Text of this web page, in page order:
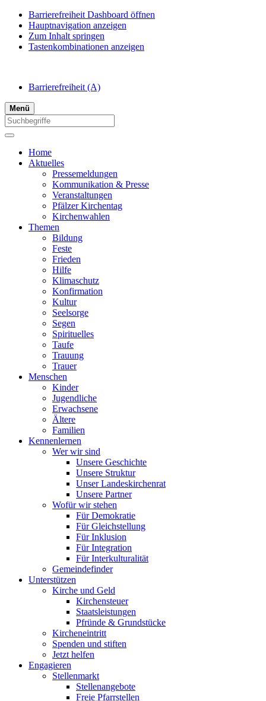
Barrierefreiheit Dashboard öffnen
Hauptnavigation anzeigen
Zum Inhalt springen
Tastenkombinationen anzeigen
Barrierefreiheit (A)
Menü
Home
Aktuelles
Pressemeldungen
Kommunikation & Presse
Veranstaltungen
Pfälzer Kirchentag
Kirchenwahlen
Themen
Bildung
Feste
Frieden
Hilfe
Klimaschutz
Konfirmation
Kultur
Seelsorge
Segen
Spirituelles
Taufe
Trauung
Trauer
Menschen
Kinder
Jugendliche
Erwachsene
Ältere
Familien
Kennenlernen
Wer wir sind
Unsere Geschichte
Unsere Struktur
Unser Landeskirchenrat
Unsere Partner
Wofür wir stehen
Für Demokratie
Für Gleichstellung
Für Inklusion
Für Integration
Für Interkulturalität
Gemeindefinder
Unterstützen
Kirche und Geld
Kirchensteuer
Staatsleistungen
Pfründe & Grundstücke
Kircheneintritt
Spenden und stiften
Jetzt helfen
Engagieren
Stellenmarkt
Stellenangebote
Freie Pfarrstellen